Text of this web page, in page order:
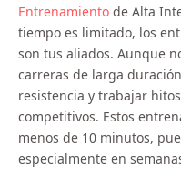
Entrenamiento de Alta
tiempo es limitado, los
son tus aliados. Aunque
carreras de larga
resistencia y trabajar
competitivos. Estos
menos de 10 minutos,
especialmente en